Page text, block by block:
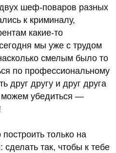
шеф-поваров разных
к криминалу,
какие-то
мы уже с трудом
смелым было то
по профессиональному
друг другу и друг друга
можем убедиться —
только на
так, чтобы к тебе